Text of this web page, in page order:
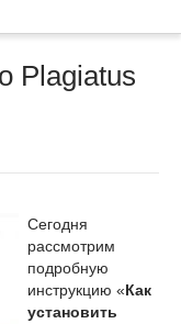
Plagiatus
Сегодня
рассмотрим
подробную
инструкцию «Как
установить